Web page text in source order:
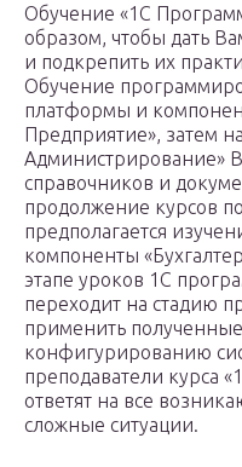
Обучение «1С
образом, чтобы дать
и подкрепить их
Обучение
платформы и
Предприятие», затем
Администрирование»
справочников и
продолжение курсов
предполагается
компоненты
этапе уроков 1С
переходит на стадию
применить
конфигурированию
преподаватели курса
ответят на все
сложные ситуации.